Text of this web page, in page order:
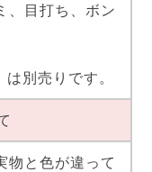
、目打ち、ボン
別売りです。
物と色が違って